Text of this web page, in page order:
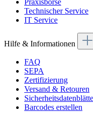
Technischer Service
IT Service
Hilfe & Informationen
FAQ
SEPA
Zertifizierung
Versand & Retouren
Barcodes erstellen